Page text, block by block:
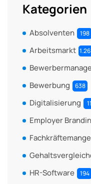
Kategorien
Absolventen 198
Arbeitsmarkt
Bewerbung 638
Digitalisierung
Employer
HR-Software 194